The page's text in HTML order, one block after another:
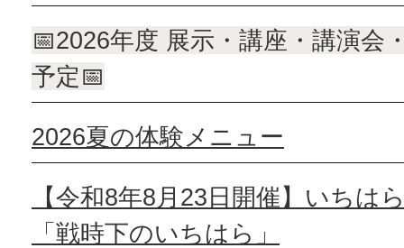
📅2026年度 展示・講座・講演会
予定📅
2026夏の体験メニュー
【令和8年8月23日開催】いちは
「戦時下のいちはら」